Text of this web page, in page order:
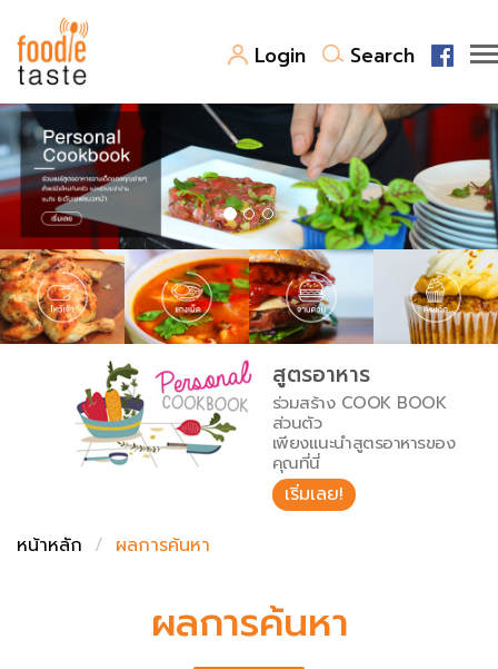
Login Search
สูตรอาหาร
สูตรอาหารล่าสุด
Top Foodie
พาไปชิม
สารพันก้นครัว
เคล็ดลับน่ารู้
เปรียบเทียบหน่วยการตวง
เปรียบเทียบอุณหภูมิ
เปรียบเทียบน้ำหนักวัตถุดิบ
FoodPedia
สร้าง Cookbook
สูตรอาหาร
ร่วมสร้าง COOK BOOK
ส่วนตัว
เพียงแนะนำสูตรอาหารของ
คุณที่นี่
เริ่มเลย!
หน้าหลัก
ผลการค้นหา
ผลการค้นหา